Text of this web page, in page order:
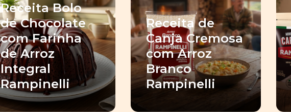
Receita Bolo
de Chocolate
com Farinha
de Arroz
Integral
Rampinelli
Receita de
Canja Cremosa
com Arroz
Branco
Rampinelli